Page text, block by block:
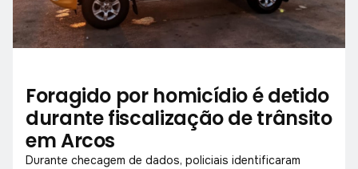
Foragido por homicídio é detido
durante fiscalização de trânsito
em Arcos
Durante checagem de dados, policiais identificaram